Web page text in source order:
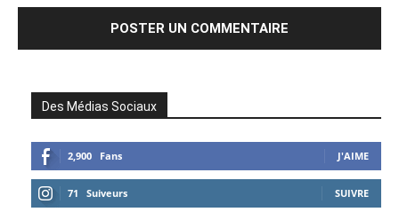
Des Médias Sociaux
2,900 Fans J'AIME
71 Suiveurs SUIVRE